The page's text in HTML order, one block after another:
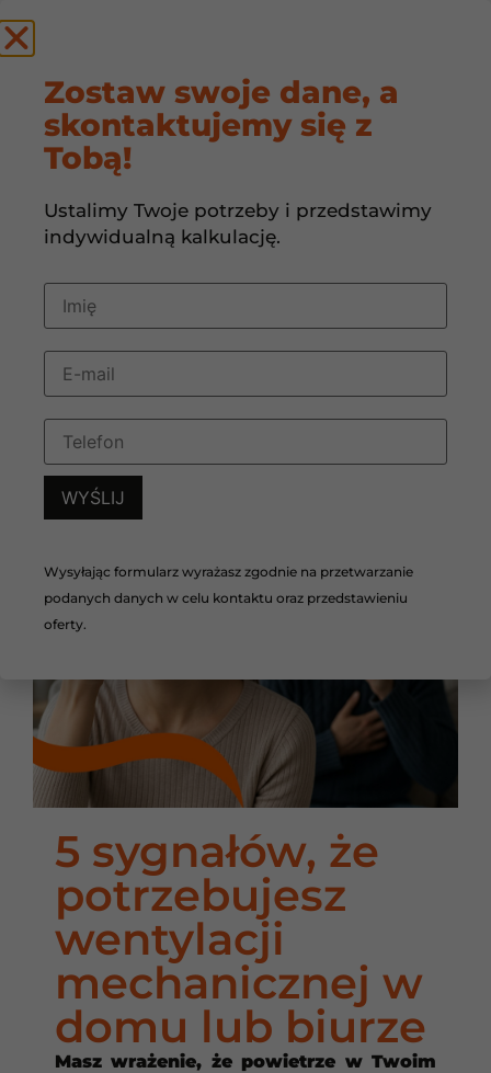
5 sygnałów, że
potrzebujesz
wentylacji
mechanicznej w
domu lub biurze
4 czerwca, 2025 08:03
5 sygnałów, że
potrzebujesz
wentylacji
mechanicznej w
domu lub biurze
Masz wrażenie, że powietrze w Twoim
Zostaw swoje dane, a
skontaktujemy się z
Tobą!
Ustalimy Twoje potrzeby i przedstawimy
indywidualną kalkulację.
Wysyłając formularz wyrażasz zgodnie na przetwarzanie
podanych danych w celu kontaktu oraz przedstawieniu
oferty.